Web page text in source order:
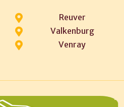
Reuver
Valkenburg
Venray